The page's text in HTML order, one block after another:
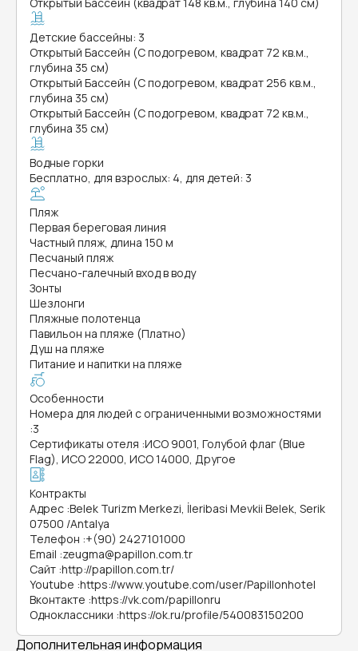
Детские бассейны: 3
Открытый Бассейн (С подогревом, квадрат 72 кв.м.,
глубина 35 см)
Открытый Бассейн (С подогревом, квадрат 256 кв.м.,
глубина 35 см)
Открытый Бассейн (С подогревом, квадрат 72 кв.м.,
глубина 35 см)
Водные горки
Бесплатно, для взрослых: 4, для детей: 3
Пляж
Первая береговая линия
Частный пляж, длина 150 м
Песчаный пляж
Песчано-галечный вход в воду
Зонты
Шезлонги
Пляжные полотенца
Павильон на пляже (Платно)
Душ на пляже
Питание и напитки на пляже
Особенности
Номера для людей с ограниченными возможностями
:3
Сертификаты отеля :ИСО 9001, Голубой флаг (Blue
Flag), ИСО 22000, ИСО 14000, Другое
Контракты
Адрес :Belek Turizm Merkezi, İleribasi Mevkii Belek, Serik
07500 /Antalya
Телефон :+(90) 2427101000
Email :zeugma@papillon.com.tr
Сайт :http://papillon.com.tr/
Youtube :https://www.youtube.com/user/Papillonhotel
Вконтакте :https://vk.com/papillonru
Одноклассники :https://ok.ru/profile/540083150200
Дополнительная информация